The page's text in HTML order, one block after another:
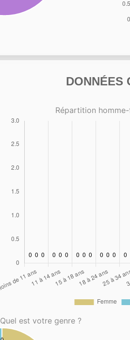
DONNÉES
Répartition
Quel est votre genre ?